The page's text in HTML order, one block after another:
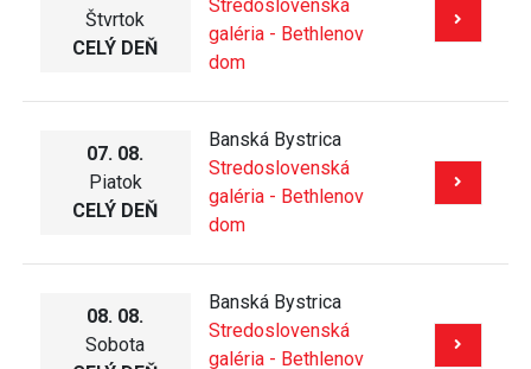
Štvrtok
CELÝ DEŇ
Stredoslovenská
galéria - Bethlenov
dom
07. 08.
Piatok
CELÝ DEŇ
Banská Bystrica
Stredoslovenská
galéria - Bethlenov
dom
08. 08.
Sobota
Banská Bystrica
Stredoslovenská
galéria - Bethlenov